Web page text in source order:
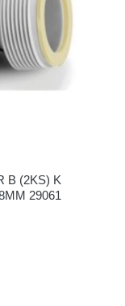
B (2KS) K
29061